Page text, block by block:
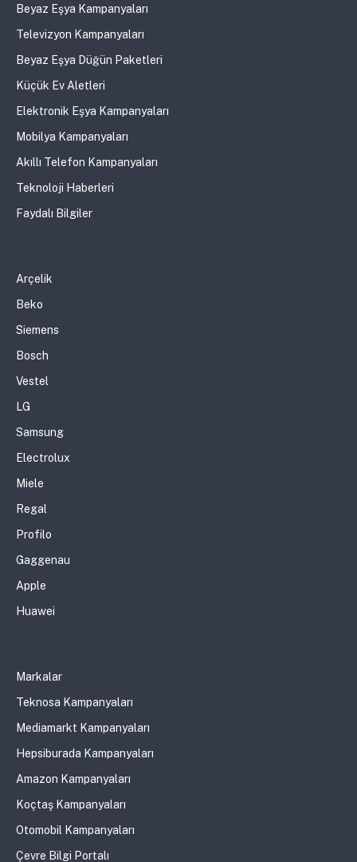
Beyaz Eşya Kampanyaları
Televizyon Kampanyaları
Beyaz Eşya Düğün Paketleri
Küçük Ev Aletleri
Elektronik Eşya Kampanyaları
Mobilya Kampanyaları
Akıllı Telefon Kampanyaları
Teknoloji Haberleri
Faydalı Bilgiler
Arçelik
Beko
Siemens
Bosch
Vestel
LG
Samsung
Electrolux
Miele
Regal
Profilo
Gaggenau
Apple
Huawei
Markalar
Teknosa Kampanyaları
Mediamarkt Kampanyaları
Hepsiburada Kampanyaları
Amazon Kampanyaları
Koçtaş Kampanyaları
Otomobil Kampanyaları
Çevre Bilgi Portalı